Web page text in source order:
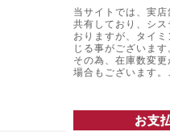
当サイトでは、実
共有しており、シ
おりますが、タイ
じる事がございます
その為、在庫数変
場合もございます
お支